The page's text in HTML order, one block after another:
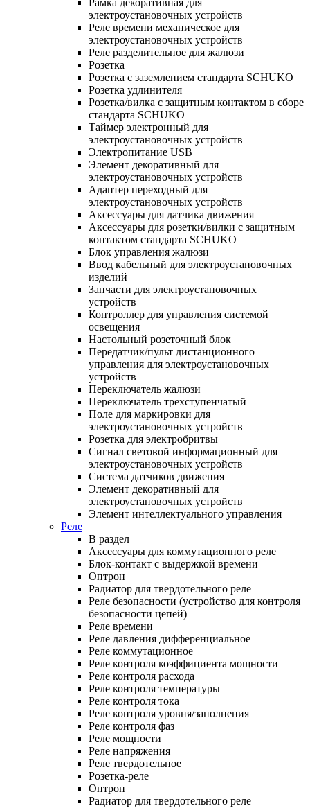
электроустановочных устройств
Реле времени механическое для
электроустановочных устройств
Реле разделительное для жалюзи
Розетка
Розетка с заземлением стандарта SCHUKO
Розетка удлинителя
Розетка/вилка с защитным контактом в сборе
стандарта SCHUKO
Таймер электронный для
электроустановочных устройств
Электропитание USB
Элемент декоративный для
электроустановочных устройств
Адаптер переходный для
электроустановочных устройств
Аксессуары для датчика движения
Аксессуары для розетки/вилки с защитным
контактом стандарта SCHUKO
Блок управления жалюзи
Ввод кабельный для электроустановочных
изделий
Запчасти для электроустановочных
устройств
Контроллер для управления системой
освещения
Настольный розеточный блок
Передатчик/пульт дистанционного
управления для электроустановочных
устройств
Переключатель жалюзи
Переключатель трехступенчатый
Поле для маркировки для
электроустановочных устройств
Розетка для электробритвы
Сигнал световой информационный для
электроустановочных устройств
Система датчиков движения
Элемент декоративный для
электроустановочных устройств
Элемент интеллектуального управления
Реле
В раздел
Аксессуары для коммутационного реле
Блок-контакт с выдержкой времени
Оптрон
Радиатор для твердотельного реле
Реле безопасности (устройство для контроля
безопасности цепей)
Реле времени
Реле давления дифференциальное
Реле коммутационное
Реле контроля коэффициента мощности
Реле контроля расхода
Реле контроля температуры
Реле контроля тока
Реле контроля уровня/заполнения
Реле контроля фаз
Реле мощности
Реле напряжения
Реле твердотельное
Розетка-реле
Оптрон
Радиатор для твердотельного реле